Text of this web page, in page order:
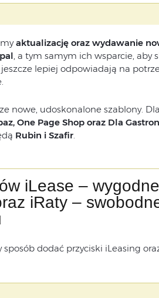
aktualizację oraz wydawanie
, a tym samym ich wsparcie, aby
lepiej odpowiadają na
nowe, udoskonalone szablony. Dla
One Page Shop oraz Dla
Rubin i Szafir.
iLease – wygodne
iRaty –
dodać przyciski iLeasing